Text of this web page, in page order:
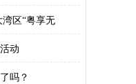
区“粤享无
动
吗？